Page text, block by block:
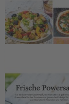
Sofort lieferbar
EINFACH
Sommer satt –
Forelle leicht
einfach Teige
bester Teig für
Die Ausgabe vier
HAUSGEMACHT
steht morgens früh
fühlt sich ein